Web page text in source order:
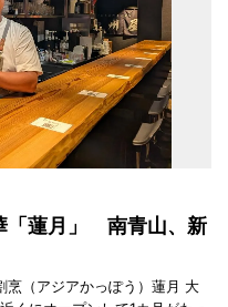
「蓮月」 南青山、新
烹（アジアかっぽう）蓮月 大